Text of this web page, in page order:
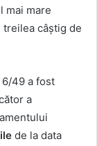
mai mare
treilea câștig de
6/49 a fost
a
de la data